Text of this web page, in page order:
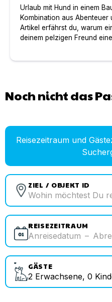
Urlaub mit Hund in einem
Kombination aus Abenteuer
Artikel erfährst du, warum
deinem pelzigen Freund
Noch nicht das
Reisezeitraum und
ZIEL / OBJEKT ID
REISEZEITRAUM
Anreisedatum –
GÄSTE
2 Erwachsene, 0